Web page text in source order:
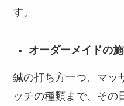
す。
オーダーメイドの
鍼の打ち方一つ、マッ
ッチの種類まで、その